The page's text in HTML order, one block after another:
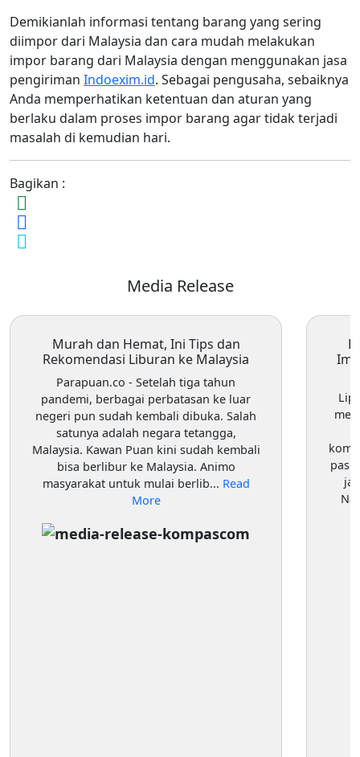
Demikianlah informasi tentang barang yang sering
diimpor dari Malaysia dan cara mudah melakukan
impor barang dari Malaysia dengan menggunakan jasa
pengiriman Indoexim.id. Sebagai pengusaha, sebaiknya
Anda memperhatikan ketentuan dan aturan yang
berlaku dalam proses impor barang agar tidak terjadi
masalah di kemudian hari.
Bagikan :
Media Release
Murah dan Hemat, Ini Tips dan
Rekomendasi Liburan ke Malaysia
Parapuan.co - Setelah tiga tahun
pandemi, berbagai perbatasan ke luar
negeri pun sudah kembali dibuka. Salah
satunya adalah negara tetangga,
Malaysia. Kawan Puan kini sudah kembali
bisa berlibur ke Malaysia. Animo
masyarakat untuk mulai berlib... Read
More